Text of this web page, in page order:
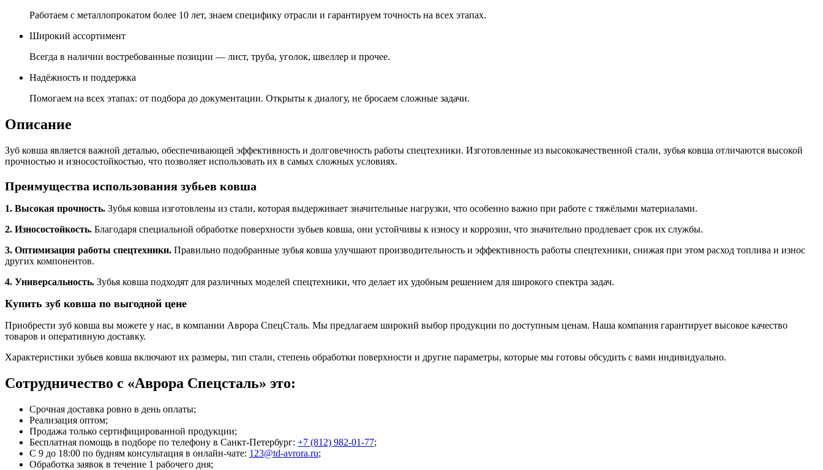
Работаем с металлопрокатом более 10 лет, знаем специфику отрасли и гарантируем точность на всех этапах.
Широкий ассортимент
Всегда в наличии востребованные позиции — лист, труба, уголок, швеллер и прочее.
Надёжность и поддержка
Помогаем на всех этапах: от подбора до документации. Открыты к диалогу, не бросаем сложные задачи.
Описание
Зуб ковша является важной деталью, обеспечивающей эффективность и долговечность работы спецтехники. Изготовленные из высококачественной стали, зубья ковша отличаются высокой
прочностью и износостойкостью, что позволяет использовать их в самых сложных условиях.
Преимущества использования зубьев ковша
1. Высокая прочность. Зубья ковша изготовлены из стали, которая выдерживает значительные нагрузки, что особенно важно при работе с тяжёлыми материалами.
2. Износостойкость. Благодаря специальной обработке поверхности зубьев ковша, они устойчивы к износу и коррозии, что значительно продлевает срок их службы.
3. Оптимизация работы спецтехники. Правильно подобранные зубья ковша улучшают производительность и эффективность работы спецтехники, снижая при этом расход топлива и износ
других компонентов.
4. Универсальность. Зубья ковша подходят для различных моделей спецтехники, что делает их удобным решением для широкого спектра задач.
Купить зуб ковша по выгодной цене
Приобрести зуб ковша вы можете у нас, в компании Аврора СпецСталь. Мы предлагаем широкий выбор продукции по доступным ценам. Наша компания гарантирует высокое качество
товаров и оперативную доставку.
Характеристики зубьев ковша включают их размеры, тип стали, степень обработки поверхности и другие параметры, которые мы готовы обсудить с вами индивидуально.
Сотрудничество с «Аврора Спецсталь» это:
Срочная доставка ровно в день оплаты;
Реализация оптом;
Продажа только сертифицированной продукции;
Бесплатная помощь в подборе по телефону в Санкт-Петербург: +7 (812) 982-01-77;
С 9 до 18:00 по будням консультация в онлайн-чате: 123@td-avrora.ru;
Обработка заявок в течение 1 рабочего дня;